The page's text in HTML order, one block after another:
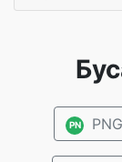
PN PNG